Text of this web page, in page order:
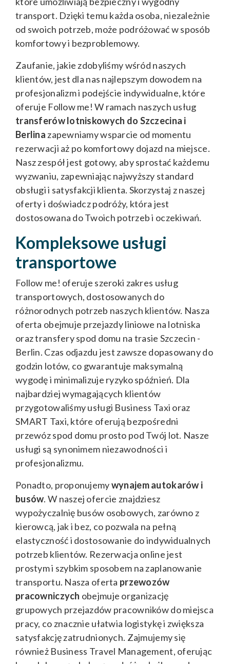
transport. Dzięki temu każda osoba, niezależnie
od swoich potrzeb, może podróżować w sposób
komfortowy i bezproblemowy.
Zaufanie, jakie zdobyliśmy wśród naszych
klientów, jest dla nas najlepszym dowodem na
profesjonalizm i podejście indywidualne, które
oferuje Follow me! W ramach naszych usług
transferów lotniskowych do Szczecina i
Berlina zapewniamy wsparcie od momentu
rezerwacji aż po komfortowy dojazd na miejsce.
Nasz zespół jest gotowy, aby sprostać każdemu
wyzwaniu, zapewniając najwyższy standard
obsługi i satysfakcji klienta. Skorzystaj z naszej
oferty i doświadcz podróży, która jest
dostosowana do Twoich potrzeb i oczekiwań.
Kompleksowe usługi
transportowe
Follow me! oferuje szeroki zakres usług
transportowych, dostosowanych do
różnorodnych potrzeb naszych klientów. Nasza
oferta obejmuje przejazdy liniowe na lotniska
oraz transfery spod domu na trasie Szczecin -
Berlin. Czas odjazdu jest zawsze dopasowany do
godzin lotów, co gwarantuje maksymalną
wygodę i minimalizuje ryzyko spóźnień. Dla
najbardziej wymagających klientów
przygotowaliśmy usługi Business Taxi oraz
SMART Taxi, które oferują bezpośredni
przewóz spod domu prosto pod Twój lot. Nasze
usługi są synonimem niezawodności i
profesjonalizmu.
Ponadto, proponujemywynajem autokarów i
busów. W naszej ofercie znajdziesz
wypożyczalnię busów osobowych, zarówno z
kierowcą, jak i bez, co pozwala na pełną
elastyczność i dostosowanie do indywidualnych
potrzeb klientów. Rezerwacja online jest
prostym i szybkim sposobem na zaplanowanie
transportu. Nasza oferta przewozów
pracowniczych obejmuje organizację
grupowych przejazdów pracowników do miejsca
pracy, co znacznie ułatwia logistykę i zwiększa
satysfakcję zatrudnionych. Zajmujemy się
również Business Travel Management, oferując